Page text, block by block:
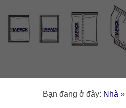
Bạn đang ở đây: Nhà »